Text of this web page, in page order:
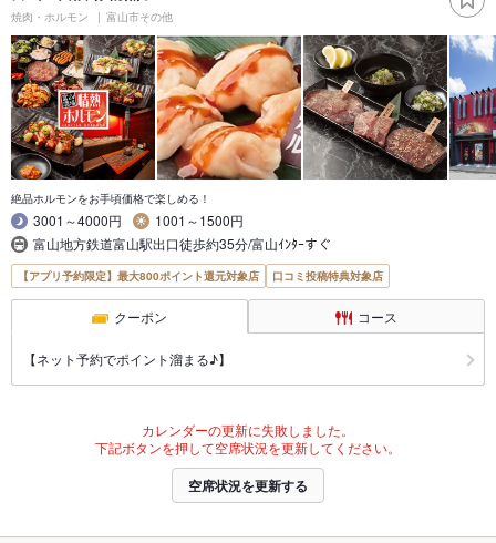
焼肉・ホルモン 富山市その他
絶品ホルモンをお手頃価格で楽しめる！
3001～4000円
1001～1500円
富山地方鉄道富山駅出口徒歩約35分/富山ｲﾝﾀｰすぐ
【アプリ予約限定】最大800ポイント還元対象店 口コミ投稿特典対象店
クーポン コース
【ネット予約でポイント溜まる♪】
カレンダーの更新に失敗しました。
下記ボタンを押して空席状況を更新してください。
空席状況を更新する